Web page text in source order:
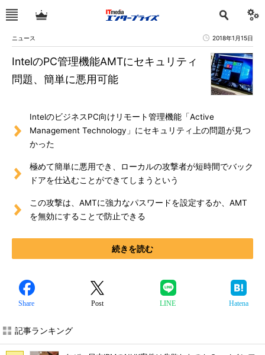
ニュース 2018年1月15日
IntelのPC管理機能AMTにセキュリティ
問題、簡単に悪用可能
IntelのビジネスPC向けリモート管理機能「Active
Management Technology」にセキュリティ上の問題が見つ
かった
極めて簡単に悪用でき、ローカルの攻撃者が短時間でバック
ドアを仕込むことができてしまうという
この攻撃は、AMTに強力なパスワードを設定するか、AMT
を無効にすることで防止できる
続きを読む
Share Post LINE Hatena
記事ランキング